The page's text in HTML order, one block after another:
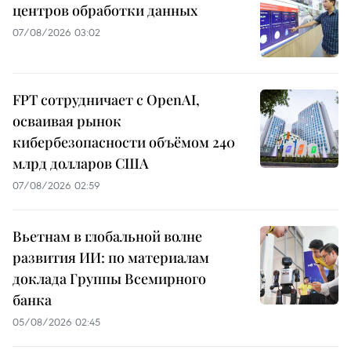
центров обработки данных
07/08/2026 03:02
FPT сотрудничает с OpenAI,
осваивая рынок
кибербезопасности объёмом 240
млрд долларов США
07/08/2026 02:59
Вьетнам в глобальной волне
развития ИИ: по материалам
доклада Группы Всемирного
банка
05/08/2026 02:45